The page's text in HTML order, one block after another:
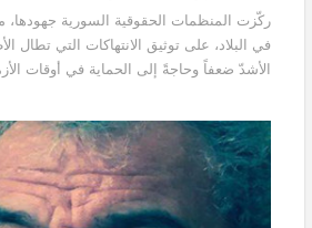
ركّزت المنظمات الحقوقية السورية جهودها،
في البلاد، على توثيق الانتهاكات التي تطال
الأشدّ ضعفاً وحاجةً إلى الحماية في أوقات